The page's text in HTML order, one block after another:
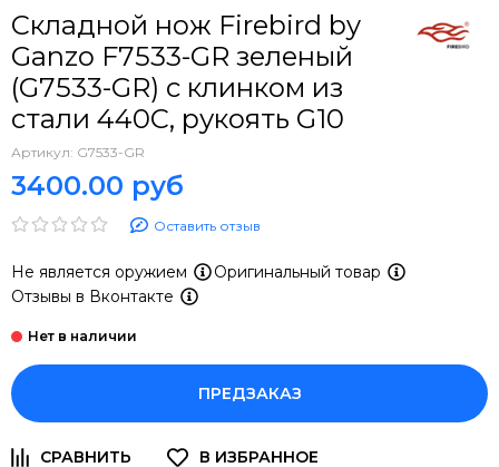
Складной нож Firebird by
Ganzo F7533-GR зеленый
(G7533-GR) c клинком из
стали 440C, рукоять G10
Артикул: G7533-GR
3400.00 руб
Оставить отзыв
Не является оружием
Оригинальный товар
Отзывы в Вконтакте
ПРЕДЗАКАЗ